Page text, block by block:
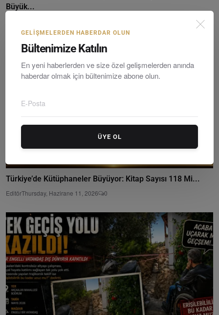
Büyük...
Türkiye’de Kütüphaneler Büyüyor: Kitap Sayısı 118 Mi...
EditörThursday, Hazirane 11, 2026 0
GELIŞMELERDEN HABERDAR OLUN
Bültenimize Katılın
En yeni haberlerden ve size özel gelişmelerden anında
haberdar olmak için bültenimize abone olun.
ÜYE OL